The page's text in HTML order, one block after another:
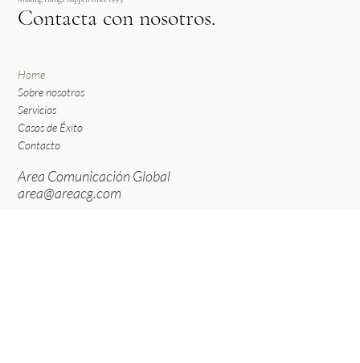
Contacta con nosotros.
Home
Sobre nosotros
Servicios
Casos de Éxito
Contacto
Area Comunicación Global
area@areacg.com